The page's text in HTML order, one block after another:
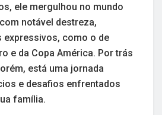
ele mergulhou no mundo
notável destreza,
expressivos, como o de
e da Copa América. Por trás
está uma jornada
e desafios enfrentados
família.